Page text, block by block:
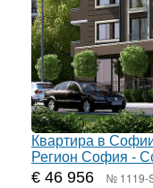
Квартира в
Регион София -
€ 46 956 № 1119-